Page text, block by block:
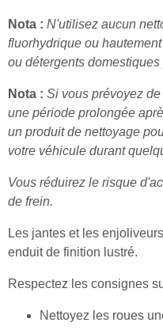
Nota : N'utilisez aucun
fluorhydrique ou
ou détergents domestiques
Nota : Si vous prévoyez
une période prolongée
un produit de nettoyage
votre véhicule durant
Vous réduirez le risque
de frein.
Les jantes et les
enduit de finition lustré.
Respectez les consignes
Nettoyez les roues